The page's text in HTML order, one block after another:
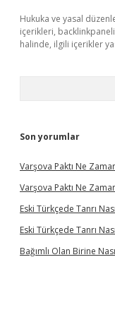
Hukuka ve yasal
içerikleri,
halinde, ilgili içerikler
Son yorumlar
Varşova Paktı Ne
Varşova Paktı Ne
Eski Türkçede Tanrı
Eski Türkçede Tanrı
Bağımlı Olan Birine